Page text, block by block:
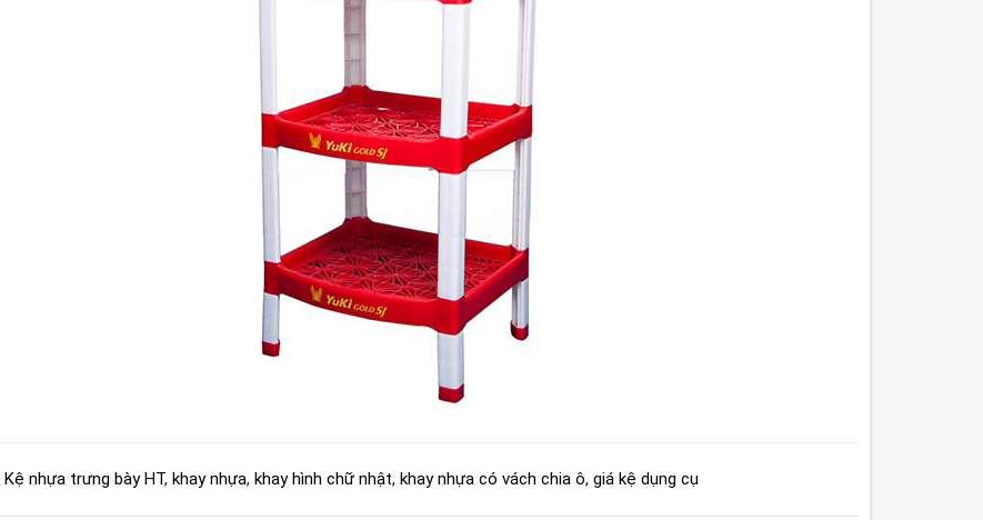
Kệ nhựa trưng bày HT, khay nhựa, khay hình chữ nhật, khay nhựa có vách chia ô, giá kệ dụng cụ